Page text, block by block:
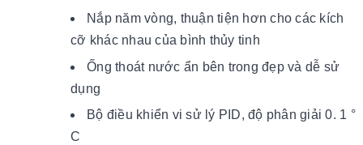
Nắp năm vòng, thuận tiện hơn cho các kích
cỡ khác nhau của bình thủy tinh
Ống thoát nước ẩn bên trong đẹp và dễ sử
dụng
Bộ điều khiển vi sử lý PID, độ phân giải 0. 1 °
C